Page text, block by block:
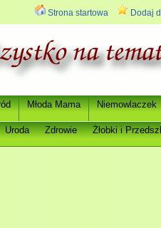
Strona startowa Dodaj
Młoda Mama Niemowlaczek
Uroda Zdrowie Żłobki i